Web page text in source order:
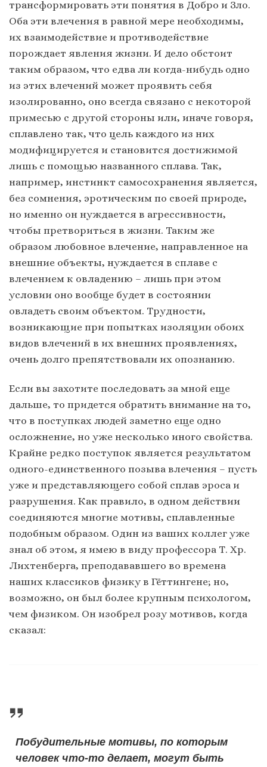
трансформировать эти понятия в Добро и Зло.
Оба эти влечения в равной мере необходимы,
их взаимодействие и противодействие
порождает явления жизни. И дело обстоит
таким образом, что едва ли когда-нибудь одно
из этих влечений может проявить себя
изолированно, оно всегда связано с некоторой
примесью с другой стороны или, иначе говоря,
сплавлено так, что цель каждого из них
модифицируется и становится достижимой
лишь с помощью названного сплава. Так,
например, инстинкт самосохранения является,
без сомнения, эротическим по своей природе,
но именно он нуждается в агрессивности,
чтобы претвориться в жизни. Таким же
образом любовное влечение, направленное на
внешние объекты, нуждается в сплаве с
влечением к овладению – лишь при этом
условии оно вообще будет в состоянии
овладеть своим объектом. Трудности,
возникающие при попытках изоляции обоих
видов влечений в их внешних проявлениях,
очень долго препятствовали их опознанию.
Если вы захотите последовать за мной еще
дальше, то придется обратить внимание на то,
что в поступках людей заметно еще одно
осложнение, но уже несколько иного свойства.
Крайне редко поступок является результатом
одного-единственного позыва влечения – пусть
уже и представляющего собой сплав эроса и
разрушения. Как правило, в одном действии
соединяются многие мотивы, сплавленные
подобным образом. Один из ваших коллег уже
знал об этом, я имею в виду профессора Т. Хр.
Лихтенберга, преподававшего во времена
наших классиков физику в Гёттингене; но,
возможно, он был более крупным психологом,
чем физиком. Он изобрел розу мотивов, когда
сказал:
Побудительные мотивы, по которым
человек что-то делает, могут быть